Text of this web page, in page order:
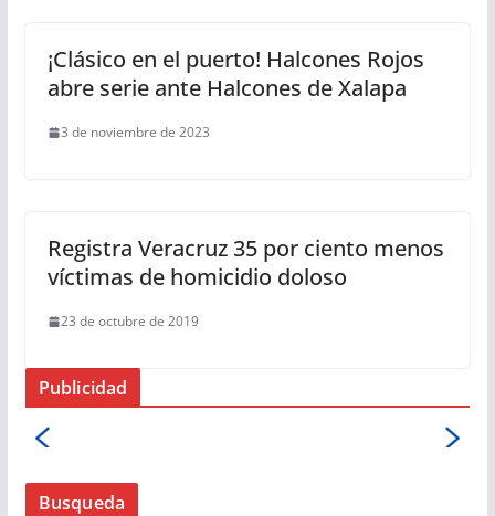
¡Clásico en el puerto! Halcones Rojos
abre serie ante Halcones de Xalapa
3 de noviembre de 2023
Registra Veracruz 35 por ciento menos
víctimas de homicidio doloso
23 de octubre de 2019
Publicidad
Busqueda